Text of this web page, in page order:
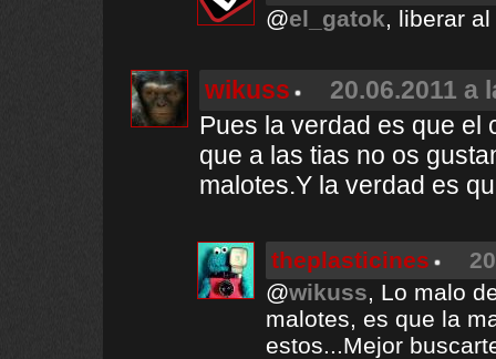
@el_gatok, liberar
wikuss
20.06.2011 a
Pues la verdad es que el
que a las tias no os
malotes.Y la verdad es
theplasticines
@wikuss, Lo malo
malotes, es que la
estos...Mejor